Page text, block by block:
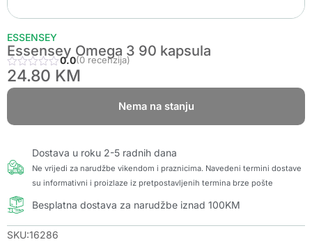
ESSENSEY
Essensey Omega 3 90 kapsula
0.0(0 recenzija)
24.80 KM
Nema na stanju
Dostava u roku 2-5 radnih dana
Ne vrijedi za narudžbe vikendom i praznicima. Navedeni termini dostave
su informativni i proizlaze iz pretpostavljenih termina brze pošte
Besplatna dostava za narudžbe iznad 100KM
SKU:16286